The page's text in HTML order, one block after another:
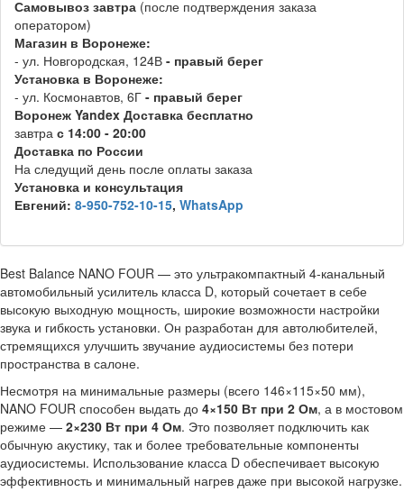
Самовывоз завтра (после подтверждения заказа
оператором)
Магазин в Воронеже:
- ул. Новгородская, 124В - правый берег
Установка в Воронеже:
- ул. Космонавтов, 6Г - правый берег
Воронеж Yandex Доставка бесплатно
завтра с 14:00 - 20:00
Доставка по России
На следущий день после оплаты заказа
Установка и консультация
Евгений: 8-950-752-10-15, WhatsApp
Best Balance NANO FOUR — это ультракомпактный 4-канальный
автомобильный усилитель класса D, который сочетает в себе
высокую выходную мощность, широкие возможности настройки
звука и гибкость установки. Он разработан для автолюбителей,
стремящихся улучшить звучание аудиосистемы без потери
пространства в салоне.
Несмотря на минимальные размеры (всего 146×115×50 мм),
NANO FOUR способен выдать до 4×150 Вт при 2 Ом, а в мостовом
режиме — 2×230 Вт при 4 Ом. Это позволяет подключить как
обычную акустику, так и более требовательные компоненты
аудиосистемы. Использование класса D обеспечивает высокую
эффективность и минимальный нагрев даже при высокой нагрузке.